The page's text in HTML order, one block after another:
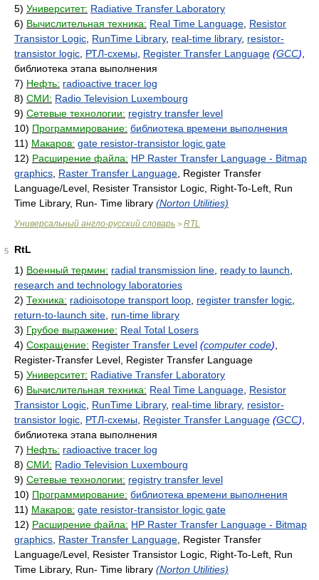
5) Университет: Radiative Transfer Laboratory
6) Вычислительная техника: Real Time Language Resistor
Transistor Logic RunTime Library, real-time library, resistor-
transistor logic РТЛ-схемы Register Transfer Language (GCC)
библиотека этапа выполнения
7) Нефть: radioactive tracer log
8) СМИ: Radio Television Luxembourg
9) Сетевые технологии: registry transfer level
10) Программирование: библиотека времени выполнения
11) Макаров: gate resistor-transistor logic gate
12) Расширение файла: HP Raster Transfer Language - Bitmap
graphics Raster Transfer Language , Register Transfer
Language/Level, Resister Transistor Logic, Right-To-Left, Run
Time Library, Run- Time library (Norton Utilities)
Универсальный англо-русский словарь > RTL
5
RtL
1) Военный термин: radial transmission line ready to launch
research and technology laboratories
2) Техника: radioisotope transport loop register transfer logic
return-to-launch site run-time library
3) Грубое выражение: Real Total Losers
4) Сокращение: Register Transfer Level (computer code)
Register-Transfer Level, Register Transfer Language
5) Университет: Radiative Transfer Laboratory
6) Вычислительная техника: Real Time Language Resistor
Transistor Logic RunTime Library, real-time library, resistor-
transistor logic РТЛ-схемы Register Transfer Language (GCC)
библиотека этапа выполнения
7) Нефть: radioactive tracer log
8) СМИ: Radio Television Luxembourg
9) Сетевые технологии: registry transfer level
10) Программирование: библиотека времени выполнения
11) Макаров: gate resistor-transistor logic gate
12) Расширение файла: HP Raster Transfer Language - Bitmap
graphics Raster Transfer Language , Register Transfer
Language/Level, Resister Transistor Logic, Right-To-Left, Run
Time Library, Run- Time library (Norton Utilities)